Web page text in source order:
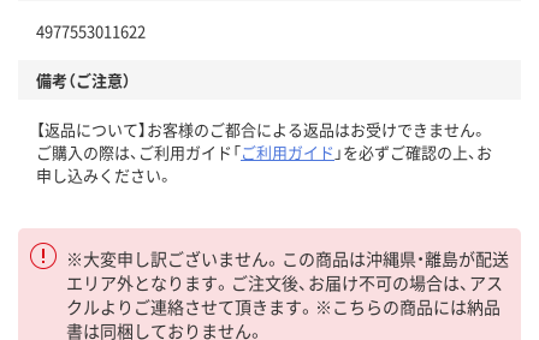
4977553011622
備考（ご注意）
【返品について】お客様のご都合による返品はお受けできません。
ご購入の際は、ご利用ガイド「ご利用ガイド 」を必ずご確認の上、お
申し込みください。
※大変申し訳ございません。この商品は沖縄県・離島が配送
エリア外となります。ご注文後、お届け不可の場合は、アス
クルよりご連絡させて頂きます。※こちらの商品には納品
書は同梱しておりません。